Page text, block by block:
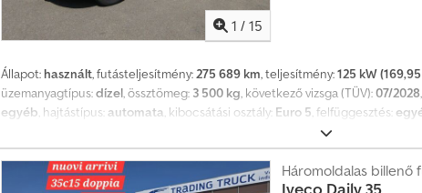
1 / 15
Állapot: használt, futásteljesítmény: 275 689 km, teljesítmény:125 kW
üzemanyagtípus:dízel , össztömeg: 3 500 kg , következő vizsga (TÜV):07/2028
egyéb , hajtástípus: automata , kibocsátási osztály: Euro 5 , felfüggesztés:
, Magas tető, rádió,
elektromosan állítható tükrök, vonóhorog, multifunkciós kormánykerék,
váltó, használt jármű, dízel, az áfa tartalmazza az árat. Csdpozrpg Uofx Ahroha
Háromoldalas billenő
Iveco Daily 35